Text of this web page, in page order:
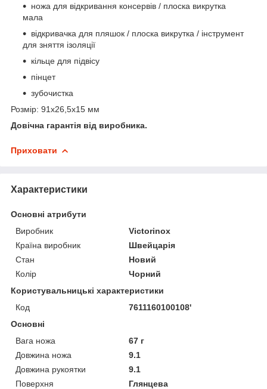
ножа для відкривання консервів / плоска викрутка
мала
відкривачка для пляшок / плоска викрутка / інструмент
для зняття ізоляції
кільце для підвісу
пінцет
зубочистка
Розмір: 91x26,5x15 мм
Довічна гарантія від виробника.
Приховати
Характеристики
Основні атрибути
Виробник
Victorinox
Країна виробник
Швейцарія
Стан
Новий
Колір
Чорний
Користувальницькі характеристики
Код
7611160100108'
Основні
Вага ножа
67 г
Довжина ножа
9.1
Довжина рукоятки
9.1
Поверхня
Глянцева